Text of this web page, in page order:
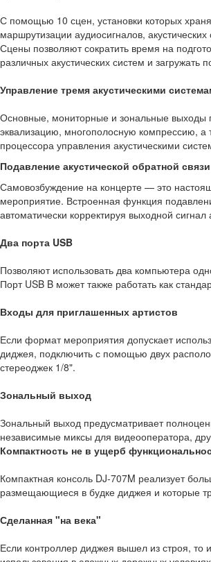
С помощью 10 сцен, установки которых
маршрутизации аудиосигналов,
Сцены позволяют сократить время на
различных акустических систем и загружать
Управление тремя акустическими
Основные, мониторные и зональные выходы
эквализацию, многополосную компрессию, а
процессора управления акустическими
Подавление акустической обратной связи
Самовозбуждение на концерте — это
мероприятие. Встроенная функция
автоматически корректируя выходной сигнал
Два порта USB
Позволяют использовать два компьютера
Порт USB B может также работать как
Входы для приглашенных артистов
Если формат мероприятия допускает
диджея, подключить с помощью двух
стереоджек 1/8".
Зональный выход
Зональный выход предусматривает
независимые миксы для видеооператора,
Компактность не в ущерб
Компактная консоль DJ-707M реализует
размещающиеся в будке диджея и которые
Сделанная "на века"
Если контроллер диджея вышел из строя, то